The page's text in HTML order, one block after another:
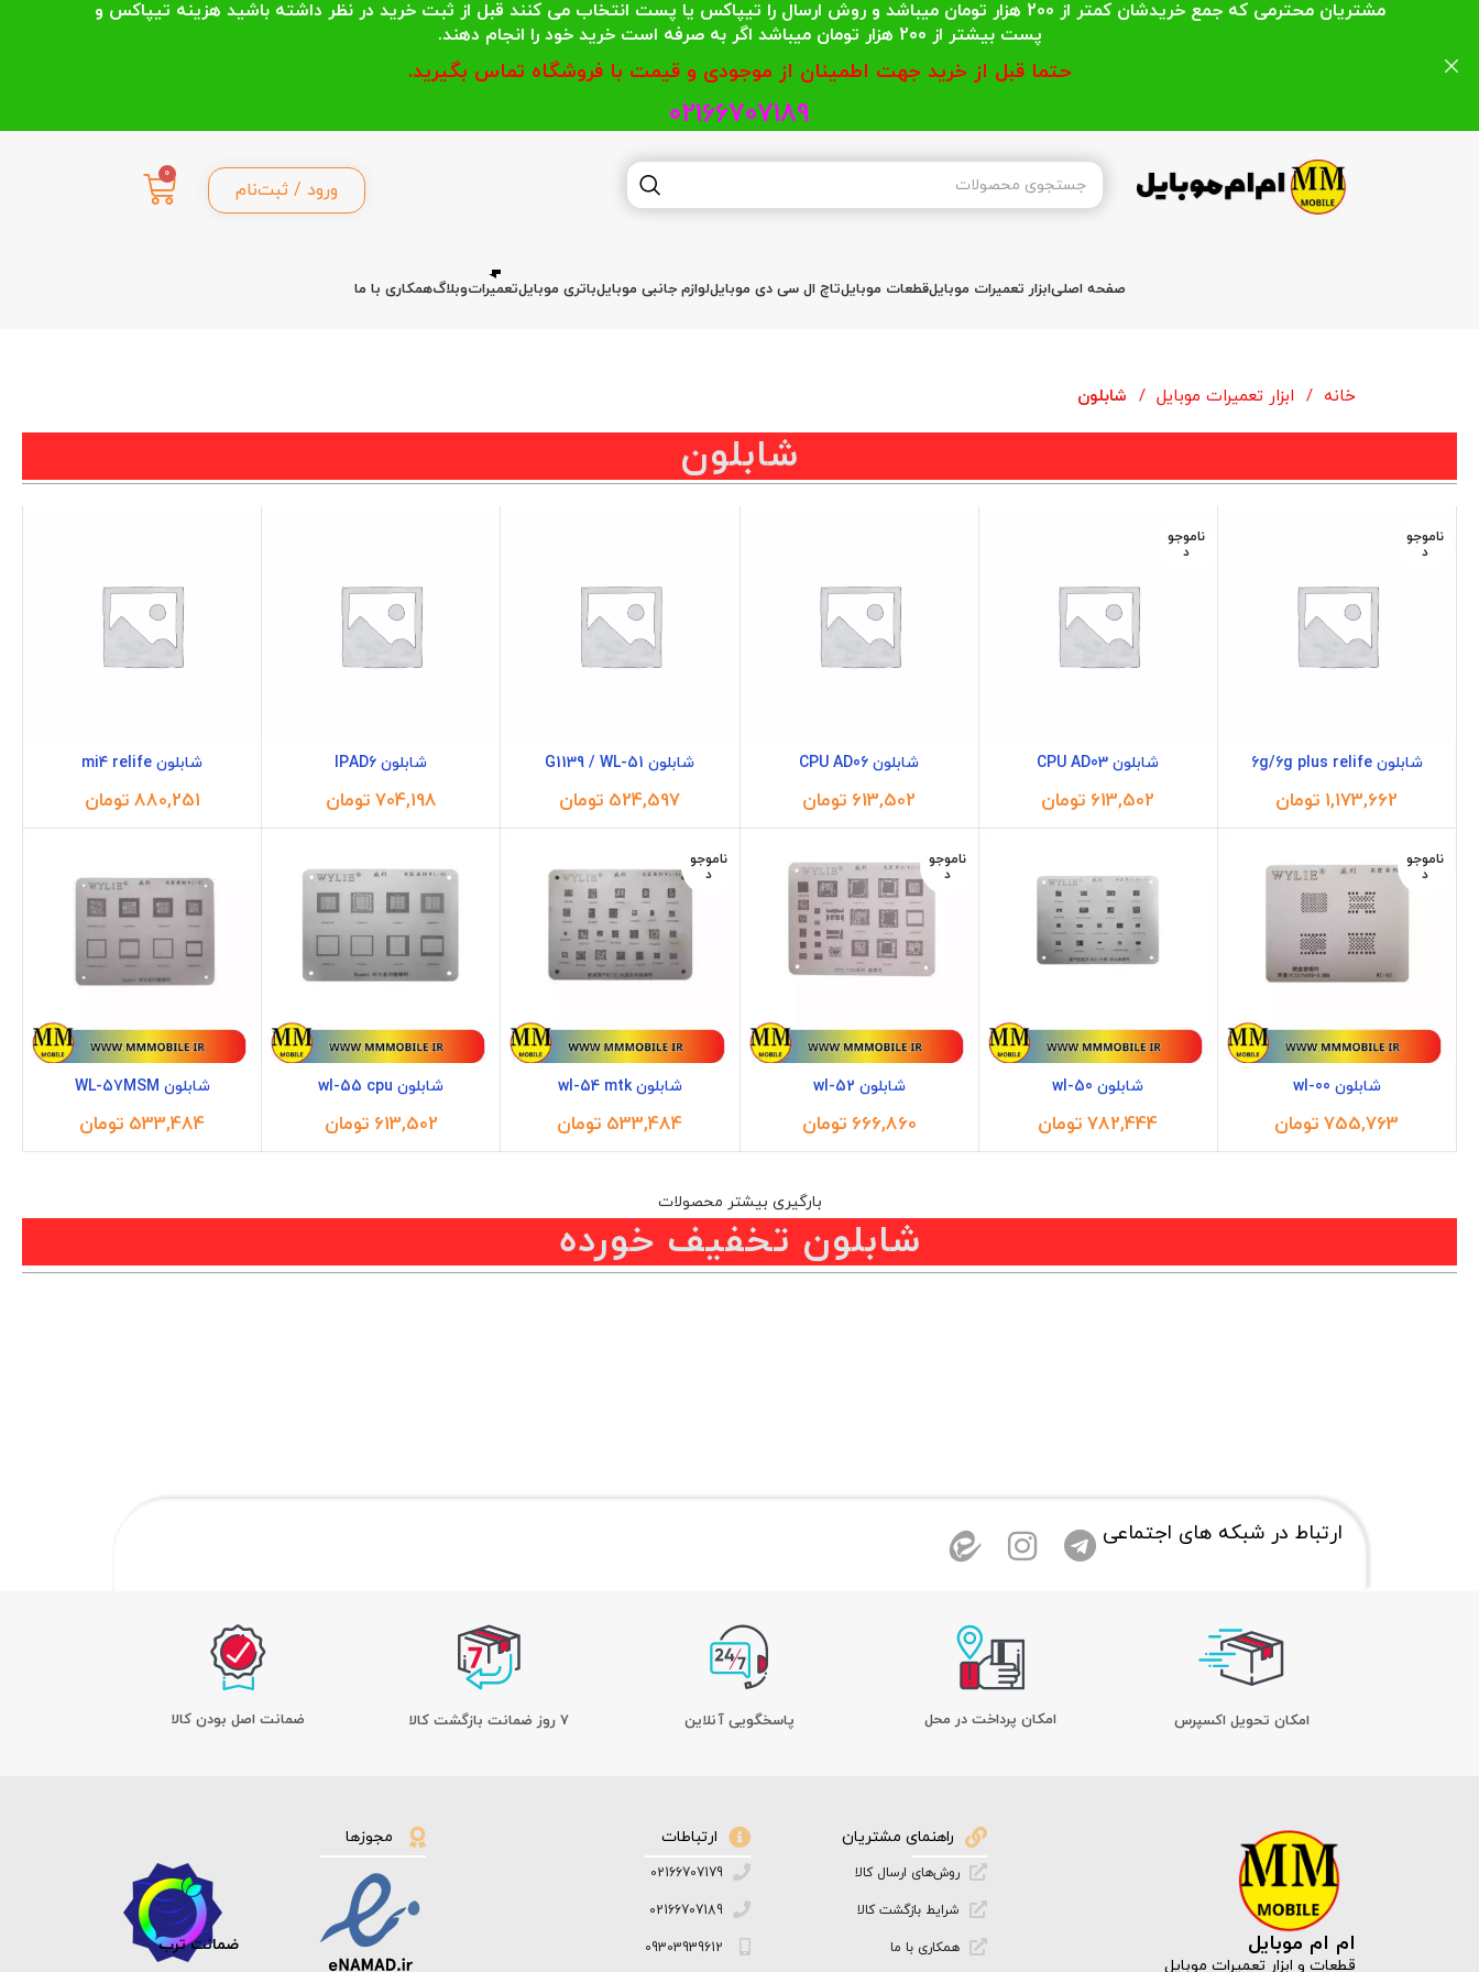
ورود / ثبت‌نام
0
صفحه اصلیابزار تعمیرات موبایلقطعات موبایلتاچ ال سی دی موبایللوازم جانبی موبایلباتری موبایلتعمیراتوبلاگهمکاری با ما
خانه ابزار تعمیرات موبایل شابلون
شابلون
ناموجو
د
شابلون 6g/6g plus relife
تومان
ناموجو
د
شابلون CPU AD03
تومان
شابلون CPU AD06
تومان
شابلون G1139 / WL-51
تومان
شابلون IPAD6
تومان
شابلون mi4 relife
تومان
ناموجو
د
شابلون wl-00
تومان
شابلون wl-50
تومان
ناموجو
د
شابلون wl-52
تومان
ناموجو
د
شابلون wl-54 mtk
تومان
شابلون wl-55 cpu
تومان
شابلون WL-57MSM
تومان
بارگیری بیشتر محصولات
شابلون تخفیف خورده
ارتباط در شبکه های اجتماعی
اﻣﮑﺎن ﺗﺤﻮﯾﻞ اﮐﺴﭙﺮس امکان پرداخت در محل پاسخگویی آنلاین 7 روز ضمانت بازگشت کالا ﺿﻤﺎﻧﺖ اﺻﻞ ﺑﻮدن ﮐﺎﻟﺎ
ام ام موبایل
قطعات و ابزار تعمیرات موبایل
راهنمای مشتریان
روش‌های ارسال کالا
شرایط بازگشت کالا
همکاری با ما
ارتباطات
02166707179
02166707189
09303939612
مجوزها
ضمانت ترب
مشتریان محترمی که جمع خریدشان کمتر از 200 هزار تومان میباشد و روش ارسال را تیپاکس یا پست انتخاب می کنند قبل از ثبت خرید در نظر داشته باشید هزینه تیپاکس و
پست بیشتر از 200 هزار تومان میباشد اگر به صرفه است خرید خود را انجام دهند.
حتما قبل از خرید جهت اطمینان از موجودی و قیمت با فروشگاه تماس بگیرید.
02166707189